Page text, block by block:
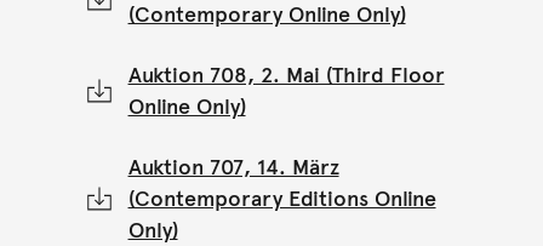
(Contemporary Online Only)
Auktion 708, 2. Mai (Third Floor
Online Only)
Auktion 707, 14. März
(Contemporary Editions Online
Only)